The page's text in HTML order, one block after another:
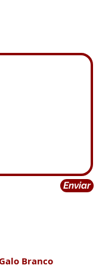
Enviar
Branco